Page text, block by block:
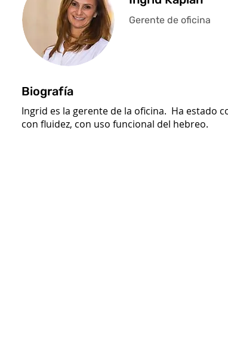
Gerente de oficina
Biografía
Ingrid es la gerente de la oficina. Ha estado
con fluidez, con uso funcional del hebreo.